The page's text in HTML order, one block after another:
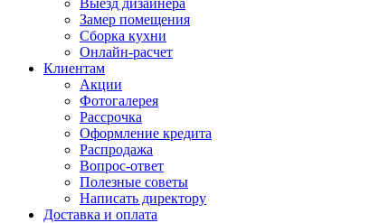
Выезд дизайнера
Замер помещения
Сборка кухни
Онлайн-расчет
Клиентам
Акции
Фотогалерея
Рассрочка
Оформление кредита
Распродажа
Вопрос-ответ
Полезные советы
Написать директору
Доставка и оплата